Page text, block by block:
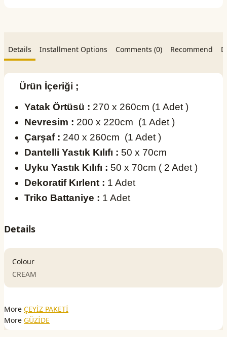
Details Installment Options Comments (0) Recommend
Ürün İçeriği ;
Yatak Örtüsü : 270 x 260cm (1 Adet )
Nevresim : 200 x 220cm (1 Adet )
Çarşaf : 240 x 260cm (1 Adet )
Dantelli Yastık Kılıfı : 50 x 70cm
Uyku Yastık Kılıfı : 50 x 70cm ( 2 Adet )
Dekoratif Kırlent : 1 Adet
Triko Battaniye : 1 Adet
Details
Colour
CREAM
More ÇEYİZ PAKETİ
More GÜZİDE